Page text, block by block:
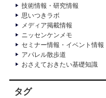
技術情報・研究情報
思いつきラボ
メディア掲載情報
ニッセンケンメモ
セミナー情報・イベント情報
アパレル散歩道
おさえておきたい基礎知識
タグ